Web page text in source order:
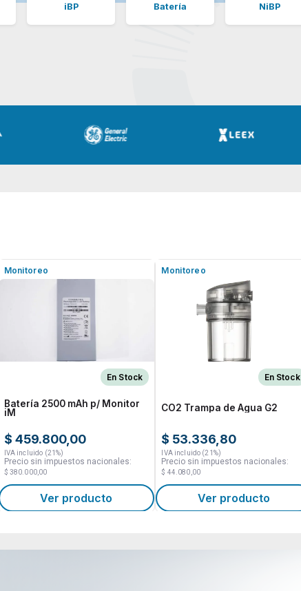
iBP Batería NiBP
Monitoreo
En Stock
Batería 2500 mAh p/ Monitor
iM
$ 459.800,00
IVA incluido (21%)
Precio sin impuestos nacionales:
$ 380.000,00
Ver producto
Monitoreo
En Stock
CO2 Trampa de Agua G2
$ 53.336,80
IVA incluido (21%)
Precio sin impuestos nacionales:
$ 44.080,00
Ver producto